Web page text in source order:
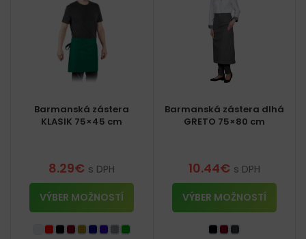
Barmanská zástera
KLASIK 75×45 cm
8.29€ s DPH
VÝBER MOŽNOSTÍ
Barmanská zástera dlhá
GRETO 75×80 cm
10.44€ s DPH
VÝBER MOŽNOSTÍ